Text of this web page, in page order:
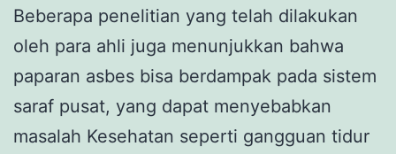
Beberapa penelitian yang telah dilakukan
oleh para ahli juga menunjukkan bahwa
paparan asbes bisa berdampak pada sistem
saraf pusat, yang dapat menyebabkan
masalah Kesehatan seperti gangguan tidur